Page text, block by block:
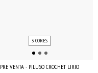
3 CORES
PRE VENTA - PILUSO CROCHET LIRIO